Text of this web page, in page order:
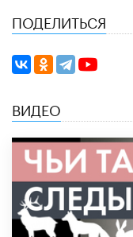
ПОДЕЛИТЬСЯ
ВИДЕО